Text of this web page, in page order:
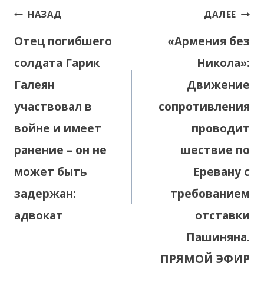
Навигация
записям
НАЗАД
Отец погибшего
солдата Гарик
Галеян
участвовал в
войне и имеет
ранение – он не
может быть
задержан:
адвокат
ДАЛЕЕ
«Армения без
Никола»:
Движение
сопротивления
проводит
шествие по
Еревану с
требованием
отставки
Пашиняна.
ПРЯМОЙ ЭФИР